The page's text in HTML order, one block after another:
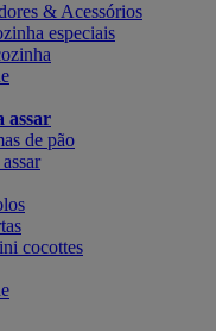
& Acessórios
especiais
assar
de pão
cocottes